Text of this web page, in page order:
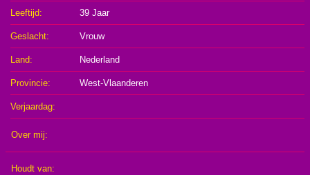
Zeeland
Zuid-
Holland
Vlaams
Limburg
Oost-
Per
Leeftijd: 39 Jaar
Geslacht: Vrouw
Land: Nederland
Provincie: West-Vlaanderen
Verjaardag:
Over mij:
Houdt van: